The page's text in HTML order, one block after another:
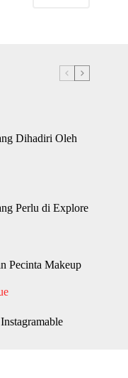
Dihadiri Oleh
Perlu di Explore
Pecinta Makeup